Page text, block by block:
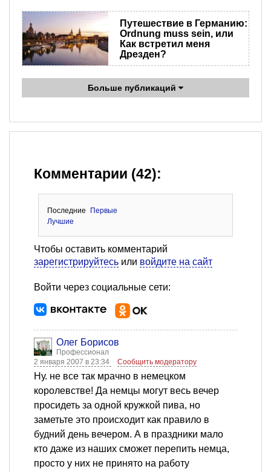
​Путешествие в Германию:
Ordnung muss sein, или
Как встретил меня
Дрезден?
Больше публикаций
Комментарии (42):
Последние
Первые
Лучшие
Чтобы оставить комментарий
зарегистрируйтесь или войдите на сайт
Войти через социальные сети:
Олег Борисов
Профессионал
2 января 2007 в 23:34
Сообщить модератору
Ну. не все так мрачно в немецком
королевстве! Да немцы могут весь вечер
просидеть за одной кружкой пива, но
заметьте это происходит как правило в
будний день вечером. А в праздники мало
кто даже из наших сможет перепить немца,
просто у них не принято на работу